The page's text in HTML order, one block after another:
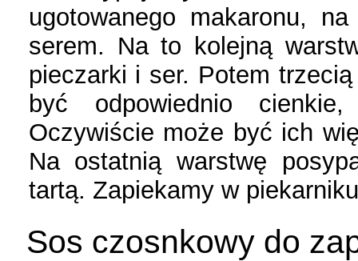
ugotowanego makaronu,
serem. Na to kolejną
pieczarki i ser. Potem
być odpowiednio
Oczywiście może być ich
Na ostatnią warstwę
tartą. Zapiekamy w
Sos czosnkowy do